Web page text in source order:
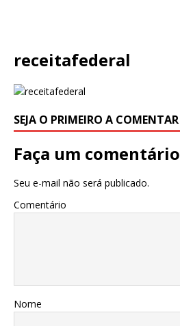
receitafederal
SEJA O PRIMEIRO A COMENTAR
Faça um comentário
Seu e-mail não será publicado.
Comentário
Nome